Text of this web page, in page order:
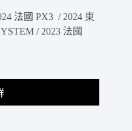
法國 PX3 / 2024 東
/ 2023 法國